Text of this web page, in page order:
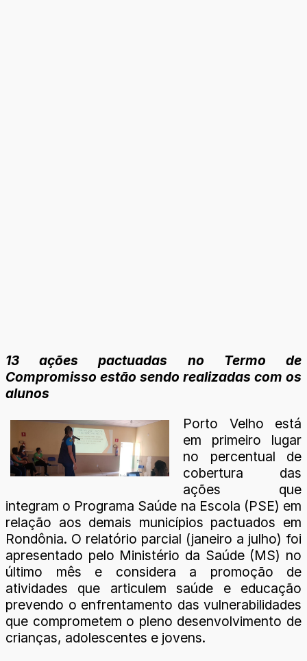
13 ações pactuadas no Termo de
Compromisso estão sendo realizadas com os
alunos
Porto Velho está
em primeiro lugar
no percentual de
cobertura das
ações que
integram o Programa Saúde na Escola (PSE) em
relação aos demais municípios pactuados em
Rondônia. O relatório parcial (janeiro a julho) foi
apresentado pelo Ministério da Saúde (MS) no
último mês e considera a promoção de
atividades que articulem saúde e educação
prevendo o enfrentamento das vulnerabilidades
que comprometem o pleno desenvolvimento de
crianças, adolescentes e jovens.